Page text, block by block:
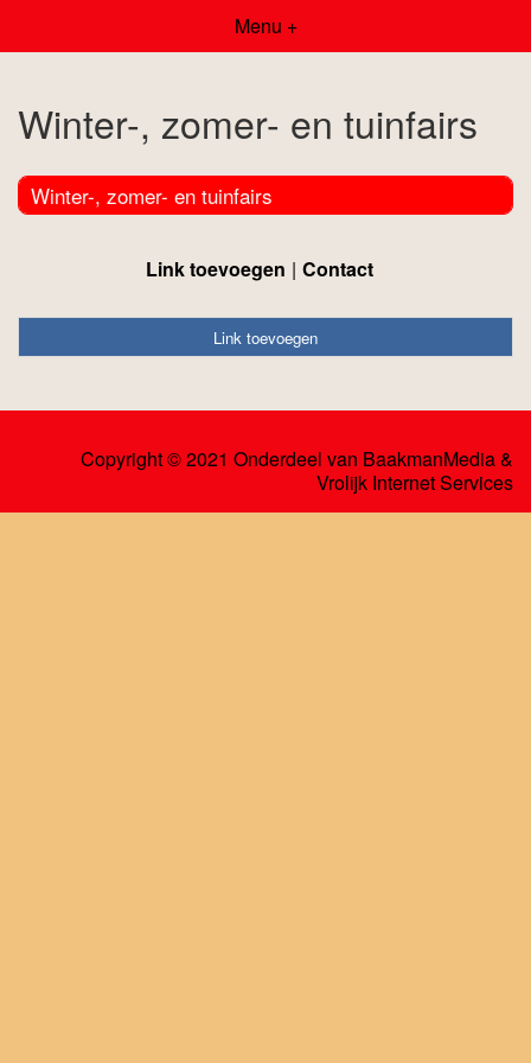
Menu +
Winter-, zomer- en tuinfairs
Winter-, zomer- en tuinfairs
Link toevoegen Contact
Link toevoegen
Copyright © 2021 Onderdeel van BaakmanMedia&
Vrolijk Internet Services